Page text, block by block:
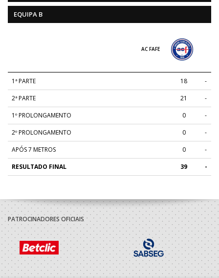
EQUIPA B
AC FAFE
1ª PARTE 18 -
2ª PARTE 21 -
1º PROLONGAMENTO 0 -
2º PROLONGAMENTO 0 -
APÓS 7 METROS 0 -
RESULTADO FINAL 39 -
PATROCINADORES OFICIAIS